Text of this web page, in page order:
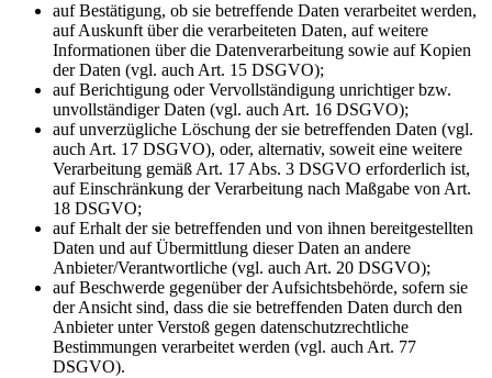
auf Bestätigung, ob sie betreffende Daten verarbeitet werden,
auf Auskunft über die verarbeiteten Daten, auf weitere
Informationen über die Datenverarbeitung sowie auf Kopien
der Daten (vgl. auch Art. 15 DSGVO);
auf Berichtigung oder Vervollständigung unrichtiger bzw.
unvollständiger Daten (vgl. auch Art. 16 DSGVO);
auf unverzügliche Löschung der sie betreffenden Daten (vgl.
auch Art. 17 DSGVO), oder, alternativ, soweit eine weitere
Verarbeitung gemäß Art. 17 Abs. 3 DSGVO erforderlich ist,
auf Einschränkung der Verarbeitung nach Maßgabe von Art.
18 DSGVO;
auf Erhalt der sie betreffenden und von ihnen bereitgestellten
Daten und auf Übermittlung dieser Daten an andere
Anbieter/Verantwortliche (vgl. auch Art. 20 DSGVO);
auf Beschwerde gegenüber der Aufsichtsbehörde, sofern sie
der Ansicht sind, dass die sie betreffenden Daten durch den
Anbieter unter Verstoß gegen datenschutzrechtliche
Bestimmungen verarbeitet werden (vgl. auch Art. 77
DSGVO).